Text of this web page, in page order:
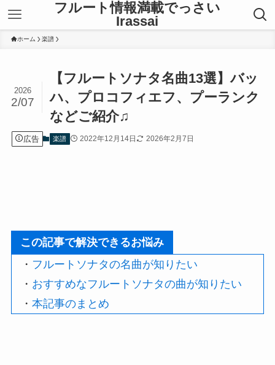
フルート情報満載でっさい
Irassai
ホーム 楽譜
【フルートソナタ名曲13選】バッ
ハ、プロコフィエフ、プーランク
などご紹介♫
2026
2/07
広告 楽譜 2022年12月14日 2026年2月7日
この記事で解決できるお悩み
・ フルートソナタの名曲が知りたい
・ おすすめなフルートソナタの曲が知りたい
・ 本記事のまとめ